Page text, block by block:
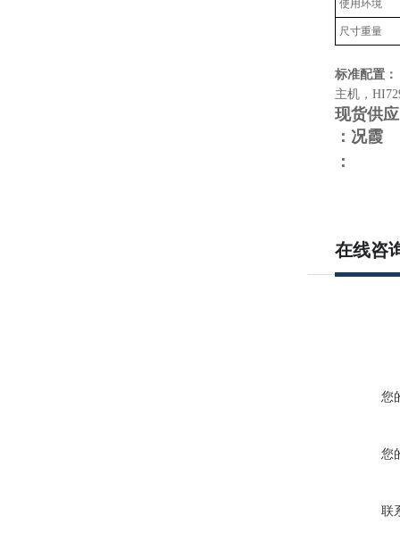
使用环境
尺寸重量
标准配置：
主机，
现货供
：况霞
：
在线咨
您
您
联